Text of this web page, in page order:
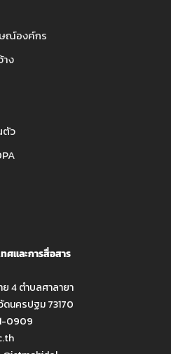
ณ์องค์กร
ง
ตัว
ศและการสื่อสาร
4 ตำบลศาลายา
นครปฐม 73170
0909